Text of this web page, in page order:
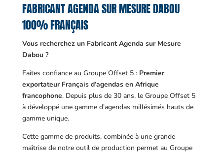
FABRICANT AGENDA SUR MESURE DABOU
100% FRANÇAIS
Vous recherchez un Fabricant Agenda sur Mesure
Dabou ?
Faites confiance au Groupe Offset 5 : Premier
exportateur Français d’agendas en Afrique
francophone. Depuis plus de 30 ans, le Groupe Offset 5
à développé une gamme d’agendas millésimés hauts de
gamme unique.
Cette gamme de produits, combinée à une grande
maîtrise de notre outil de production permet au Groupe